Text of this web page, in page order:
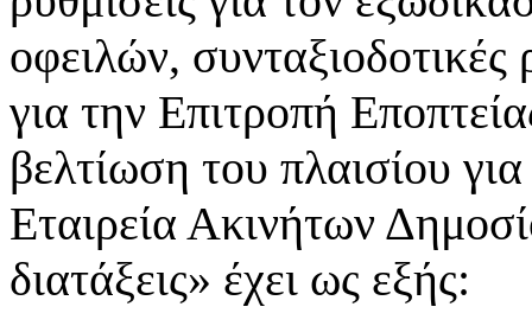
οφειλών, συνταξιοδοτικές
για την Επιτροπή
βελτίωση του πλαισίου
Εταιρεία Ακινήτων
διατάξεις» έχει ως εξής: